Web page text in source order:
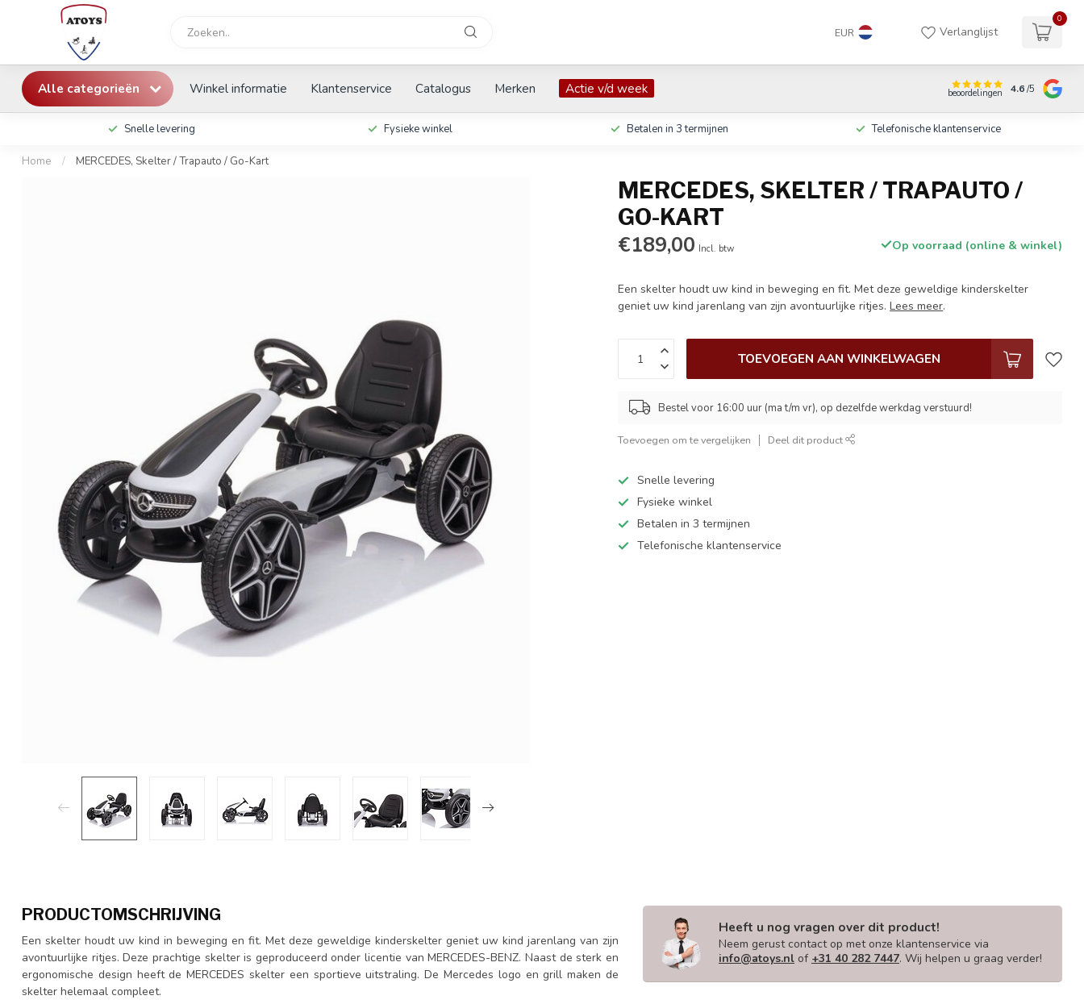
EUR Verlanglijst
0
Alle categorieën Winkel informatie Klantenservice Catalogus Merken Actie v/d week beoordelingen 4.6/5
Snelle levering Fysieke winkel Betalen in 3 termijnen Telefonische klantenservice
Home / MERCEDES, Skelter / Trapauto / Go-Kart
MERCEDES, SKELTER / TRAPAUTO /
GO-KART
€189,00 Incl. btw Op voorraad (online & winkel)
Een skelter houdt uw kind in beweging en fit. Met deze geweldige kinderskelter
geniet uw kind jarenlang van zijn avontuurlijke ritjes.Lees meer.
TOEVOEGEN AAN WINKELWAGEN
Bestel voor 16:00 uur (ma t/m vr), op dezelfde werkdag verstuurd!
Toevoegen om te vergelijken Deel dit product
Snelle levering
Fysieke winkel
Betalen in 3 termijnen
Telefonische klantenservice
PRODUCTOMSCHRIJVING
Een skelter houdt uw kind in beweging en fit. Met deze geweldige kinderskelter geniet uw kind jarenlang van zijn
avontuurlijke ritjes. Deze prachtige skelter is geproduceerd onder licentie van MERCEDES-BENZ. Naast de sterk en
ergonomische design heeft de MERCEDES skelter een sportieve uitstraling. De Mercedes logo en grill maken de
skelter helemaal compleet.
Heeft u nog vragen over dit product!
Neem gerust contact op met onze klantenservice via
info@atoys.nl of +31 40 282 7447. Wij helpen u graag verder!